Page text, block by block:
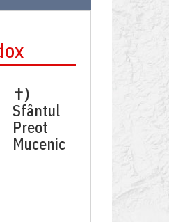
✝)
Sfântul
Preot
Mucenic